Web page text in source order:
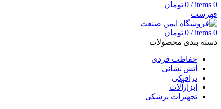
0
items
/
0 تومان
فهرست
0
items
/
0 تومان
دسته بندی محصولات
حفاظت فردی
آتش نشانی
ترافیکی
ابزارآلات
تجهیزات پزشکی